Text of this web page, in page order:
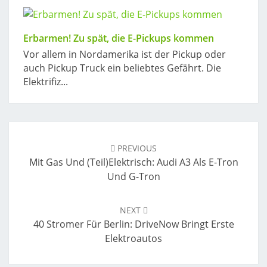
Erbarmen! Zu spät, die E-Pickups kommen
Vor allem in Nordamerika ist der Pickup oder
auch Pickup Truck ein beliebtes Gefährt. Die
Elektrifiz...
PREVIOUS
Mit Gas Und (teil)elektrisch: Audi A3 Als E-Tron
Und G-Tron
NEXT
40 Stromer Für Berlin: DriveNow Bringt Erste
Elektroautos